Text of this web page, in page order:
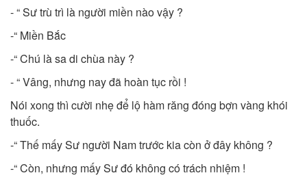
- “ Sư trù trì là người miền nào vậy ?
-“ Miền Bắc
-“ Chú là sa di chùa này ?
- “ Vâng, nhưng nay đã hoàn tục rồi !
Nói xong thì cười nhẹ để lộ hàm răng đóng bợn vàng khói
thuốc.
-“ Thế mấy Sư người Nam trước kia còn ở đây không ?
-“ Còn, nhưng mấy Sư đó không có trách nhiệm !